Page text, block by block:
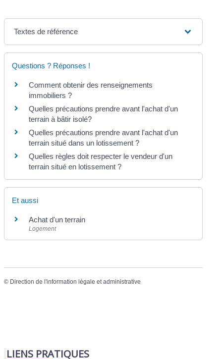
Textes de référence
Questions ? Réponses !
Comment obtenir des renseignements
immobiliers ?
Quelles précautions prendre avant l'achat d'un
terrain à bâtir isolé?
Quelles précautions prendre avant l'achat d'un
terrain situé dans un lotissement ?
Quelles règles doit respecter le vendeur d'un
terrain situé en lotissement ?
Et aussi
Achat d'un terrain
Logement
© Direction de l'information légale et administrative
LIENS PRATIQUES